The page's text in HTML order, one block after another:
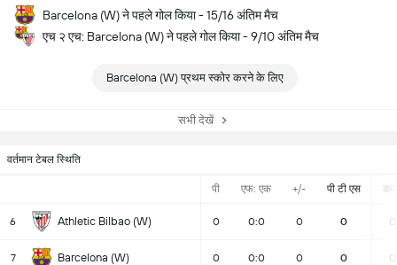
Barcelona (W) ने पहले गोल किया - 15/16 अंतिम मैच
एच २ एच: Barcelona (W) ने पहले गोल किया - 9/10 अंतिम मैच
Barcelona (W) प्रथम स्कोर करने के लिए
सभी देखें
वर्तमान टेबल स्थिति
पी एफ: एक +/- पी टी एस
6 Athletic Bilbao (W) 0 0:0 0 0 0
7 Barcelona (W) 0 0:0 0 0 0